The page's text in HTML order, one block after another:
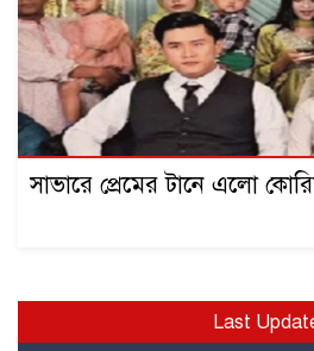
সাভারে প্রেমের টানে এলো
Last